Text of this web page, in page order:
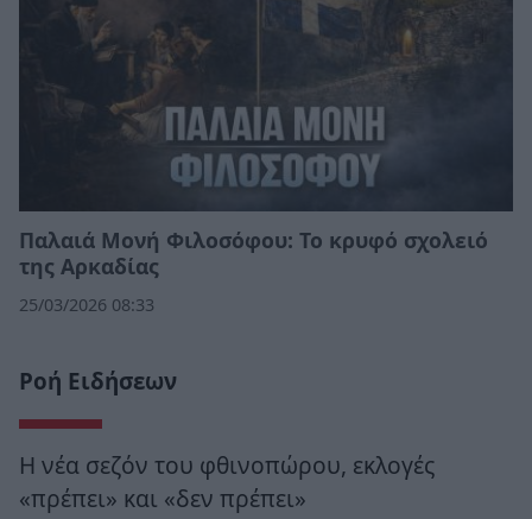
Παλαιά Μονή Φιλοσόφου: Το κρυφό σχολειό
της Αρκαδίας
25/03/2026 08:33
Ροή Ειδήσεων
Η νέα σεζόν του φθινοπώρου, εκλογές
«πρέπει» και «δεν πρέπει»